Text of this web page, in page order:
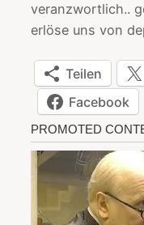
veranzwortlich..
erlöse uns von
Teilen
Facebook